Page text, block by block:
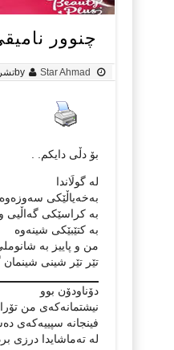
چنوور
by Star Ahmad
بۆ دڵی دایکم. .
لە گولَاندا
بەخەیاڵێكی سەوزەوە
بە كراسێكی گەاڵیی و
بە كتێبێكی شینەوە
من و پاییز بە
تێر تێر شینی شینمان
دۆناودۆن بوو
نیشتمانەكەی من تۆرا
فینجانە سپییەكەی
لە تەماشایدا درزی